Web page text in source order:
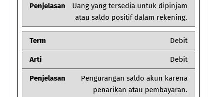
Penjelasan
Uang yang tersedia untuk dipinjam
atau saldo positif dalam rekening.
Term Debit
Arti Debit
Penjelasan
Pengurangan saldo akun karena
penarikan atau pembayaran.